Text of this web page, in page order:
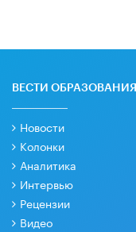
ВЕСТИ ОБРАЗОВАНИЯ
Новости
Колонки
Аналитика
Интервью
Рецензии
Видео